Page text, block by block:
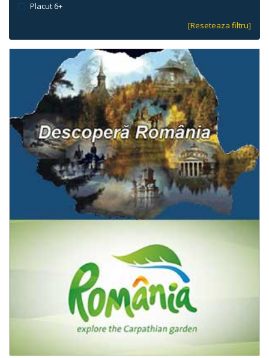
Placut 6+
[Reseteaza filtru]